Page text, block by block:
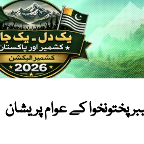
کے عوام پریشان